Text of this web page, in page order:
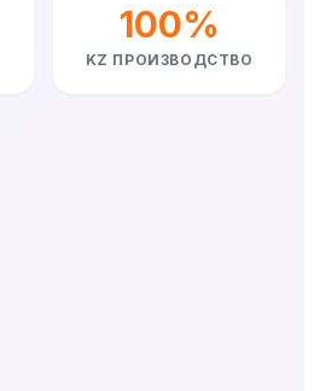
100%
KZ ПРОИЗВОДСТВО